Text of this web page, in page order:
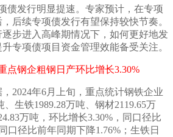
债发行明显提速。专家预计，在专项
后续专项债发行有望保持较快节奏。
步进入高峰期情况下，如何更好地发
专项债项目资金管理效能备受关注。
点钢企粗钢日产环比增长3.30%
2024年6月上旬，重点统计钢铁企业
、生铁1989.28万吨、钢材2119.65万
万吨，环比增长3.30%，同口径比
口径比前年同期下降1.76%；生铁日